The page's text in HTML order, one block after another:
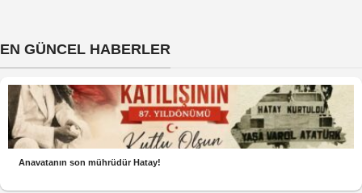
EN GÜNCEL HABERLER
Anavatanın son mührüdür Hatay!